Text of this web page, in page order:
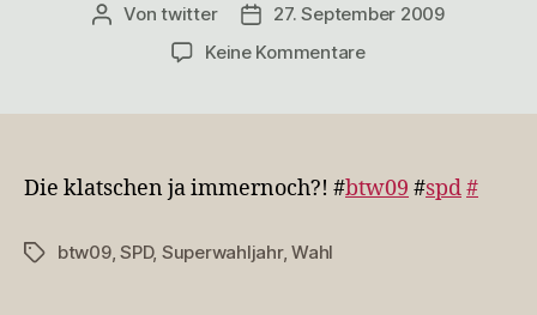
Beitragsautor
Vontwitter Veröffentlichungsdatum
27. September 2009
Keine Kommentarezu
#…
Die klatschen ja immernoch?! #btw09 #spd#
Schlagwörter
btw09,SPD, Superwahljahr,Wahl